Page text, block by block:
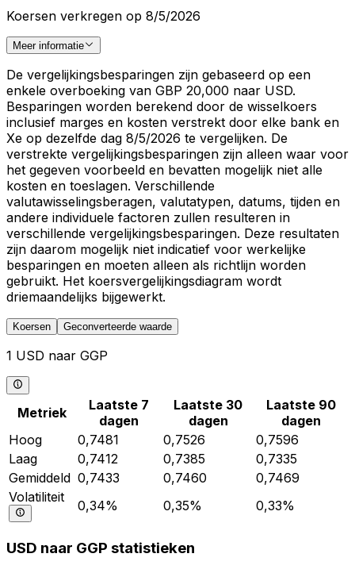
Koersen verkregen op 8/5/2026
Meer informatie
De vergelijkingsbesparingen zijn gebaseerd op een
enkele overboeking van GBP 20,000 naar USD.
Besparingen worden berekend door de wisselkoers
inclusief marges en kosten verstrekt door elke bank en
Xe op dezelfde dag 8/5/2026 te vergelijken. De
verstrekte vergelijkingsbesparingen zijn alleen waar voor
het gegeven voorbeeld en bevatten mogelijk niet alle
kosten en toeslagen. Verschillende
valutawisselingsberagen, valutatypen, datums, tijden en
andere individuele factoren zullen resulteren in
verschillende vergelijkingsbesparingen. Deze resultaten
zijn daarom mogelijk niet indicatief voor werkelijke
besparingen en moeten alleen als richtlijn worden
gebruikt. Het koersvergelijkingsdiagram wordt
driemaandelijks bijgewerkt.
Koersen Geconverteerde waarde
1 USD naar GGP
Metriek
Laatste 7
dagen
Laatste 30
dagen
Laatste 90
dagen
Hoog
0,7481 0,7526
0,7596
Laag
0,7412 0,7385
0,7335
Gemiddeld 0,7433 0,7460
0,7469
Volatiliteit
0,34% 0,35% 0,33%
USD naar GGP statistieken